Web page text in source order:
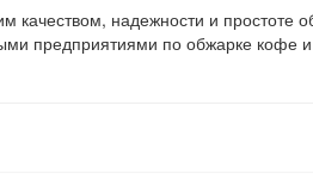
качеством, надежности и простоте
предприятиями по обжарке кофе